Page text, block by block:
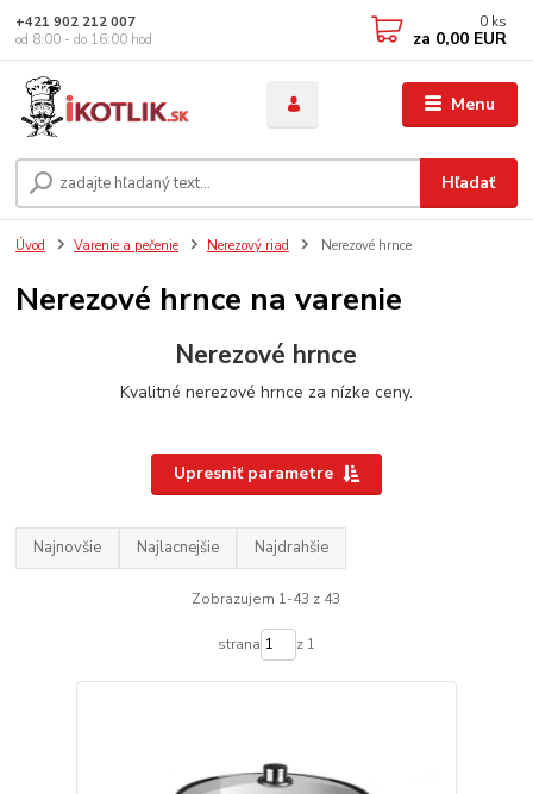
Menu
Hľadať
+421 902 212 007
od 8:00 - do 16:00 hod
0 ks
za 0,00 EUR
Úvod Varenie a pečenie Nerezový riad Nerezové hrnce
Nerezové hrnce na varenie
Nerezové hrnce
Kvalitné nerezové hrnce za nízke ceny.
Upresniť parametre
Najnovšie Najlacnejšie Najdrahšie
Zobrazujem 1-43 z 43
strana z 1